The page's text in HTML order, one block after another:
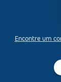
Encontre um